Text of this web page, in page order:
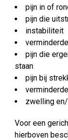
pijn in of
pijn die
instabiliteit
pijn die
staan
pijn bij
zwelling
Voor een
hierboven